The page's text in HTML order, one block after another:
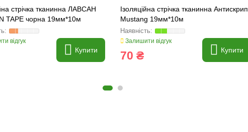
стрічка тканинна ЛАВСАН
TAPE чорна 19мм*10м
відгук
Купити
Ізоляційна стрічка тканинна Антискрип
Mustang 19мм*10м
Залишити відгук
70 ₴ Купити